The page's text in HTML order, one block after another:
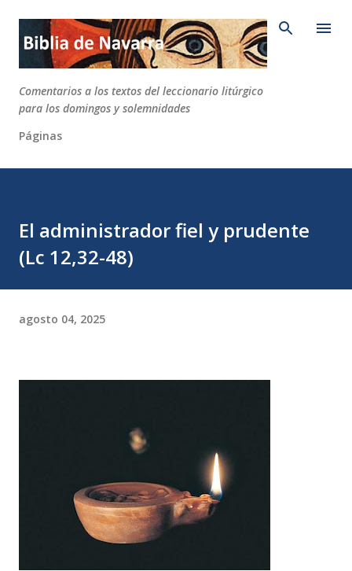
Ir al contenido principal
Comentarios a los textos del leccionario litúrgico
para los domingos y solemnidades
Páginas
El administrador fiel y prudente
(Lc 12,32-48)
agosto 04, 2025